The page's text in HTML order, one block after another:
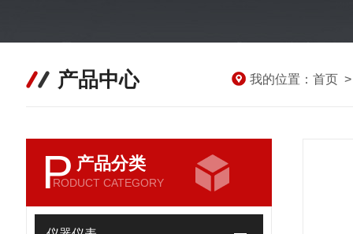
产品中心 我的位置： 首页
P 产品分类
RODUCT CATEGORY